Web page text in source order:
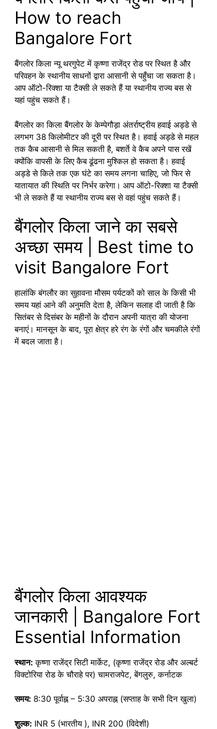
How to reach
Bangalore Fort
बैंगलोर किला न्यू थरगुपेट में कृष्णा राजेंद्र रोड पर स्थित है और
परिवहन के स्थानीय साधनों द्वारा आसानी से पहुँचा जा सकता है।
आप ऑटो-रिक्शा या टैक्सी ले सकते हैं या स्थानीय राज्य बस से
यहां पहुंच सकते हैं।
बैंगलोर का किला बैंगलोर के केम्पेगौड़ा अंतर्राष्ट्रीय हवाई अड्डे से
लगभग 38 किलोमीटर की दूरी पर स्थित है। हवाई अड्डे से महल
तक कैब आसानी से मिल सकती है, बशर्ते वे कैब अपने पास रखें
क्योंकि वापसी के लिए कैब ढूंढना मुश्किल हो सकता है। हवाई
अड्डे से किले तक एक घंटे का समय लगना चाहिए, जो फिर से
यातायात की स्थिति पर निर्भर करेगा। आप ऑटो-रिक्शा या टैक्सी
भी ले सकते हैं या स्थानीय राज्य बस से वहां पहुंच सकते हैं।
बैंगलोर किला जाने का सबसे
अच्छा समय | Best time to
visit Bangalore Fort
हालांकि बंगलौर का सुहावना मौसम पर्यटकों को साल के किसी भी
समय यहां आने की अनुमति देता है, लेकिन सलाह दी जाती है कि
सितंबर से दिसंबर के महीनों के दौरान अपनी यात्रा की योजना
बनाएं। मानसून के बाद, पूरा क्षेत्र हरे रंग के रंगों और चमकीले रंगों
में बदल जाता है।
बैंगलोर किला आवश्यक
जानकारी | Bangalore Fort
Essential Information
स्थान: कृष्णा राजेंद्र सिटी मार्केट, (कृष्णा राजेंद्र रोड और अल्बर्ट
विक्टोरिया रोड के चौराहे पर) चामराजपेट, बेंगलुरु, कर्नाटक
समय: 8:30 पूर्वाह्न – 5:30 अपराह्न (सप्ताह के सभी दिन खुला)
शुल्क: INR 5 (भारतीय ), INR 200 (विदेशी)